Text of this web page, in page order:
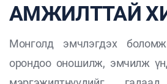
АМЖИЛТТАЙ
Монголд эмчлэгдэх
орондоо оношилж, эмчилж